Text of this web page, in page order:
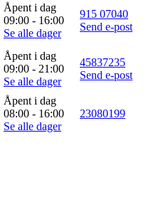
Åpent i dag
09:00 - 16:00
Se alle dager
915 07040
Send e-post
Åpent i dag
09:00 - 21:00
Se alle dager
45837235
Send e-post
Åpent i dag
08:00 - 16:00
Se alle dager
23080199